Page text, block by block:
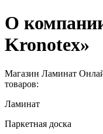
О
Kronotex»
Магазин Ламинат
товаров:
Ламинат
Паркетная доска